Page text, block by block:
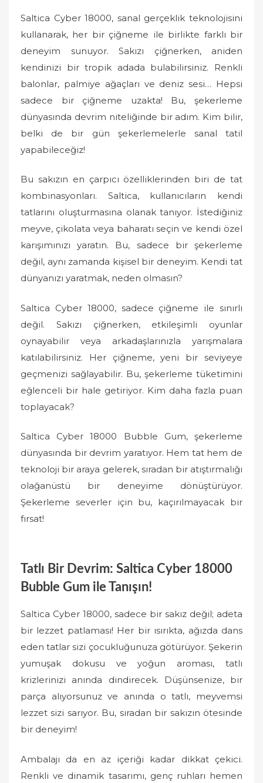
Saltica Cyber 18000, sanal gerçeklik teknolojisini
kullanarak, her bir çiğneme ile birlikte farklı bir
deneyim sunuyor. Sakızı çiğnerken, aniden
kendinizi bir tropik adada bulabilirsiniz. Renkli
balonlar, palmiye ağaçları ve deniz sesi… Hepsi
sadece bir çiğneme uzakta! Bu, şekerleme
dünyasında devrim niteliğinde bir adım. Kim bilir,
belki de bir gün şekerlemelerle sanal tatil
yapabileceğiz!
Bu sakızın en çarpıcı özelliklerinden biri de tat
kombinasyonları. Saltica, kullanıcıların kendi
tatlarını oluşturmasına olanak tanıyor. İstediğiniz
meyve, çikolata veya baharatı seçin ve kendi özel
karışımınızı yaratın. Bu, sadece bir şekerleme
değil, aynı zamanda kişisel bir deneyim. Kendi tat
dünyanızı yaratmak, neden olmasın?
Saltica Cyber 18000, sadece çiğneme ile sınırlı
değil. Sakızı çiğnerken, etkileşimli oyunlar
oynayabilir veya arkadaşlarınızla yarışmalara
katılabilirsiniz. Her çiğneme, yeni bir seviyeye
geçmenizi sağlayabilir. Bu, şekerleme tüketimini
eğlenceli bir hale getiriyor. Kim daha fazla puan
toplayacak?
Saltica Cyber 18000 Bubble Gum, şekerleme
dünyasında bir devrim yaratıyor. Hem tat hem de
teknoloji bir araya gelerek, sıradan bir atıştırmalığı
olağanüstü bir deneyime dönüştürüyor.
Şekerleme severler için bu, kaçırılmayacak bir
fırsat!
Tatlı Bir Devrim: Saltica Cyber 18000
Bubble Gum ile Tanışın!
Saltica Cyber 18000, sadece bir sakız değil; adeta
bir lezzet patlaması! Her bir ısırıkta, ağızda dans
eden tatlar sizi çocukluğunuza götürüyor. Şekerin
yumuşak dokusu ve yoğun aroması, tatlı
krizlerinizi anında dindirecek. Düşünsenize, bir
parça alıyorsunuz ve anında o tatlı, meyvemsi
lezzet sizi sarıyor. Bu, sıradan bir sakızın ötesinde
bir deneyim!
Ambalajı da en az içeriği kadar dikkat çekici.
Renkli ve dinamik tasarımı, genç ruhları hemen